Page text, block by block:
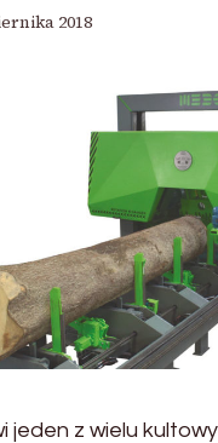
2018
jeden z wielu